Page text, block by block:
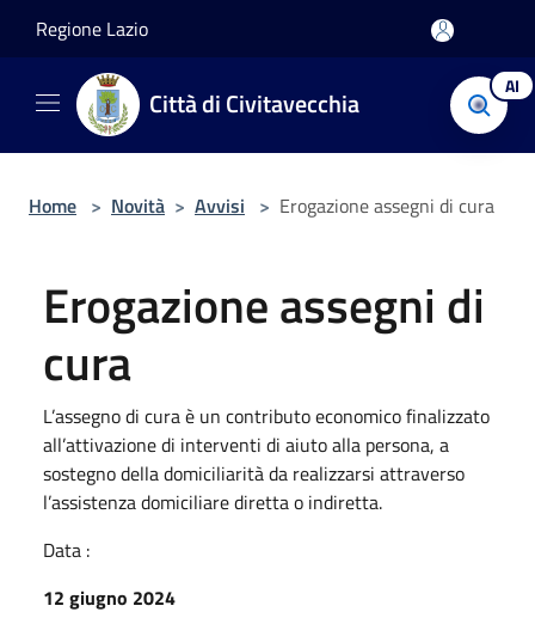
Regione Lazio
Città di Civitavecchia AI
Home > Novità > Avvisi > Erogazione assegni di cura
Erogazione assegni di
cura
L’assegno di cura è un contributo economico finalizzato
all’attivazione di interventi di aiuto alla persona, a
sostegno della domiciliarità da realizzarsi attraverso
l’assistenza domiciliare diretta o indiretta.
Data :
12 giugno 2024